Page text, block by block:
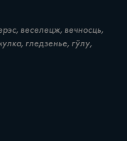
веселецж, вечносць,
гледзенье, гўлу,